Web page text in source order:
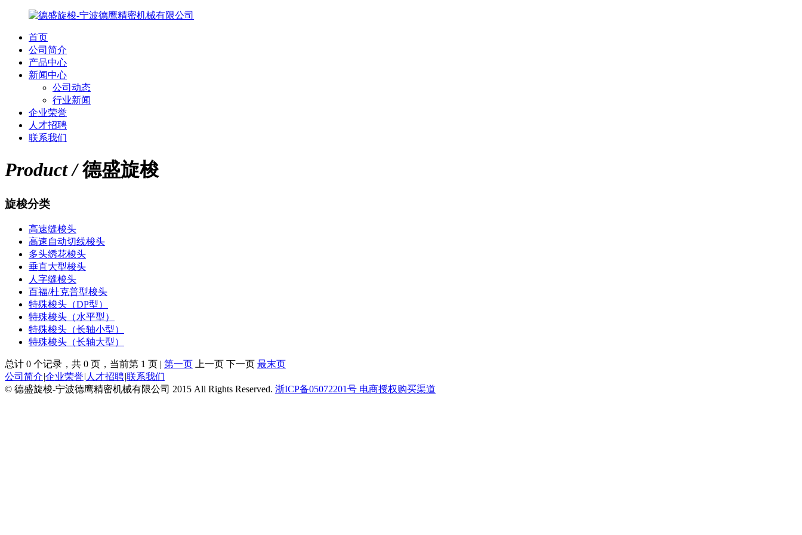
首页
公司简介
产品中心
新闻中心
公司动态
行业新闻
企业荣誉
人才招聘
联系我们
Product /德盛旋梭
旋梭分类
高速缝梭头
高速自动切线梭头
多头绣花梭头
垂直大型梭头
人字缝梭头
百福/杜克普型梭头
特殊梭头（DP型）
特殊梭头（水平型）
特殊梭头（长轴小型）
特殊梭头（长轴大型）
总计 0 个记录，共 0 页，当前第 1 页 | 第一页 上一页 下一页 最末页
公司简介|企业荣誉| 人才招聘|联系我们
© 德盛旋梭-宁波德鹰精密机械有限公司 2015 All Rights Reserved. 浙ICP备05072201号 电商授权购买渠道